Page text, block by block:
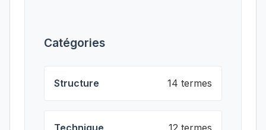
Catégories
Structure 14 termes